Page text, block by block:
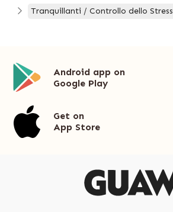
Tranquillanti / Controllo dello Stress
Android app on
Google Play
Get on
App Store